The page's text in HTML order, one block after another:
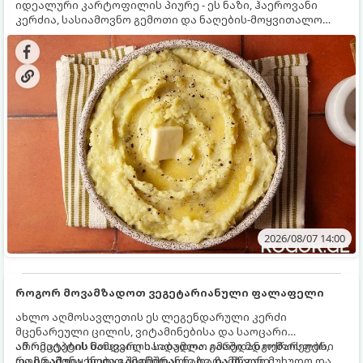
იდეალური კარტოფილის პიურე - ეს ნაზი, ჰაეროვანი
კერძია, სასიამოვნო გემოთი და ნაღების-მოყვითალო
ფერით. მისი მომზადება ძალიან მარტივია, მაგრამ
არსებობს რამდენიმე საიდუმლო, რომლებიც უნდა
იცოდეთ, რომ პიურე იდეალურად გემრიელი გამოვიდეს.
2026/08/07 14:00
როგორ მოვამზადოთ ვეგეტარიანული ფალაფელი
ახლო აღმოსავლეთის ეს ლეგენდარული კერძი
მცენარეული ცილის, ვიტამინებისა და საოცარი
არომატების ნამდვილი საბადოა. გარედან ოქროსფერი
ამ რეცეპტის მთავარი საიდუმლო იმაში მდგომარეობს,